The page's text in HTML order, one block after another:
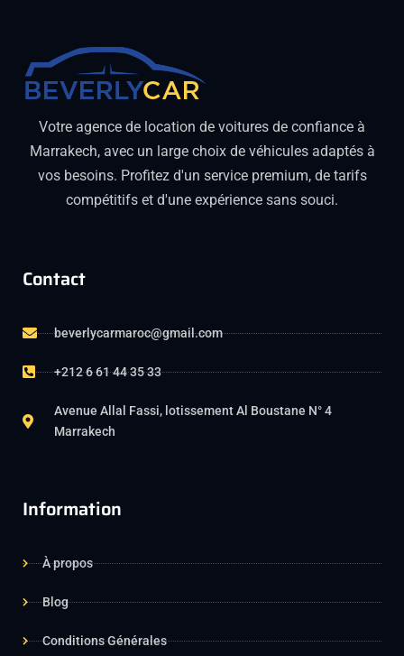
Votre agence de location de voitures de confiance à
Marrakech, avec un large choix de véhicules adaptés à
vos besoins. Profitez d'un service premium, de tarifs
compétitifs et d'une expérience sans souci.
Contact
beverlycarmaroc@gmail.com
+212 6 61 44 35 33
Avenue Allal Fassi, lotissement Al Boustane N° 4
Marrakech
Information
À propos
Blog
Conditions Générales